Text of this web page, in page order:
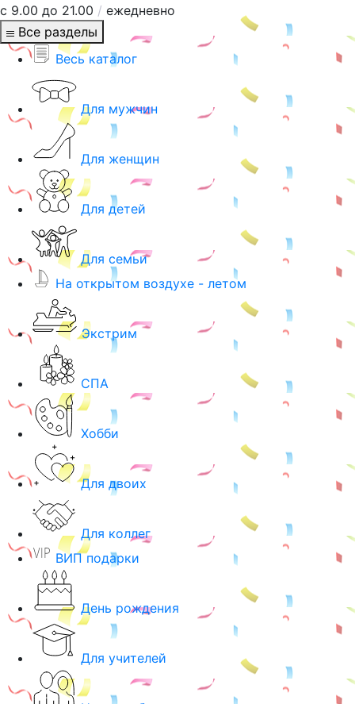
с 9.00 до 21.00 / ежедневно
Все разделы
Весь каталог
Для мужчин
Для женщин
Для детей
Для семьи
На открытом воздухе - летом
Экстрим
СПА
Хобби
Для двоих
Для коллег
ВИП подарки
День рождения
Для учителей